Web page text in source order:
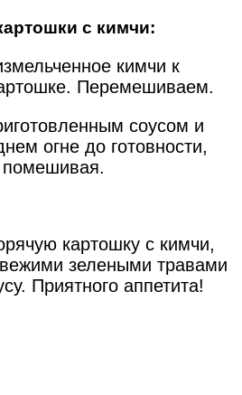
с кимчи:
кимчи к
Перемешиваем.
соусом и
огне до готовности,
помешивая.
картошку с кимчи,
зелеными травами
Приятного аппетита!